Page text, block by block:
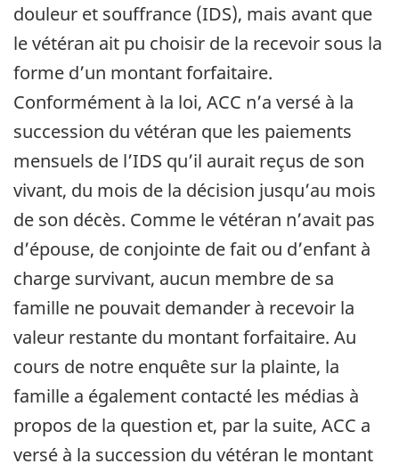
douleur et souffrance (IDS), mais avant que
le vétéran ait pu choisir de la recevoir sous la
forme d’un montant forfaitaire.
Conformément à la loi, ACC n’a versé à la
succession du vétéran que les paiements
mensuels de l’IDS qu’il aurait reçus de son
vivant, du mois de la décision jusqu’au mois
de son décès. Comme le vétéran n’avait pas
d’épouse, de conjointe de fait ou d’enfant à
charge survivant, aucun membre de sa
famille ne pouvait demander à recevoir la
valeur restante du montant forfaitaire. Au
cours de notre enquête sur la plainte, la
famille a également contacté les médias à
propos de la question et, par la suite, ACC a
versé à la succession du vétéran le montant